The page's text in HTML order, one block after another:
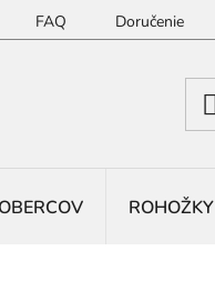
FAQ Doručenie
ROHOŽKY